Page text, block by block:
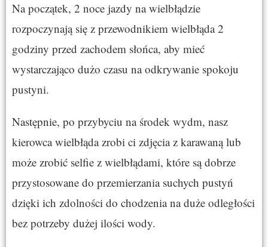
Na początek, 2 noce jazdy na wielbłądzie
rozpoczynają się z przewodnikiem wielbłąda 2
godziny przed zachodem słońca, aby mieć
wystarczająco dużo czasu na odkrywanie spokoju
pustyni.
Następnie, po przybyciu na środek wydm, nasz
kierowca wielbłąda zrobi ci zdjęcia z karawaną lub
może zrobić selfie z wielbłądami, które są dobrze
przystosowane do przemierzania suchych pustyń
dzięki ich zdolności do chodzenia na duże odległości
bez potrzeby dużej ilości wody.